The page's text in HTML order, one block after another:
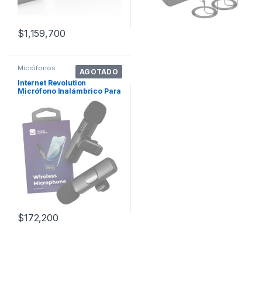
$1,159,700
AGOTADO
Micrófonos
Internet Revolution
Micrófono Inalámbrico Para
I | Micró. Color Negro
$172,200